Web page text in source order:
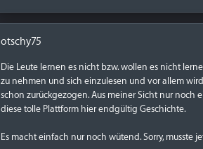
otschy75
Die Leute lernen es nicht bzw. wollen es nicht
zu nehmen und sich einzulesen und vor allem
schon zurückgezogen. Aus meiner Sicht nur noch
diese tolle Plattform hier endgültig Geschichte.
Es macht einfach nur noch wütend. Sorry, musste